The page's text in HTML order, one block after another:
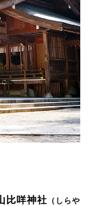
比咩神社 （しらや